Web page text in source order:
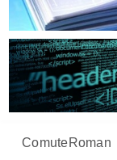
ComuteRoman